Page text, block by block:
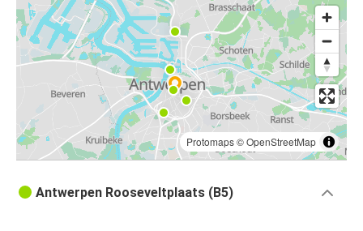
Protomaps©OpenStreetMap
Antwerpen Rooseveltplaats (B5)